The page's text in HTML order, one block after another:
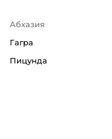
Абхазия
Гагра
Пицунда